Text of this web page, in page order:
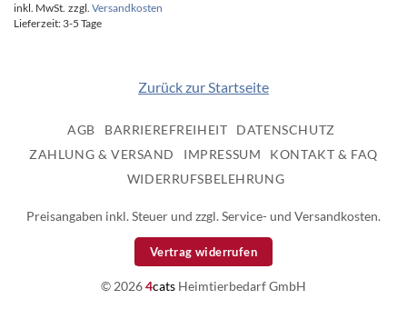
inkl. MwSt. zzgl. Versandkosten
Lieferzeit: 3-5 Tage
Zurück zur Startseite
AGB BARRIEREFREIHEIT
DATENSCHUTZ
ZAHLUNG & VERSAND
IMPRESSUM
KONTAKT & FAQ
WIDERRUFSBELEHRUNG
Preisangaben inkl. Steuer und zzgl. Service- und Versandkosten.
Vertrag widerrufen
© 20264cats Heimtierbedarf GmbH